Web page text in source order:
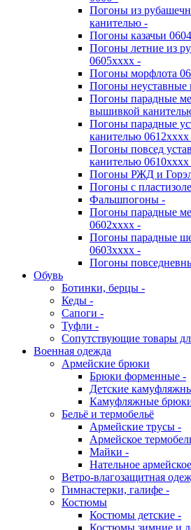
Погоны из
канителью -
Погоны казачьи
Погоны летние из
0605хххх -
Погоны морфлота
Погоны
Погоны парадные
вышивкой
Погоны парадные
канителью 0612хххх
Погоны повсед
канителью 0610хххх
Погоны РЖД и
Погоны с
Фальшпогоны -
Погоны парадные
0602хххх -
Погоны парадные
0603хххх -
Погоны
Обувь
Ботинки, берцы -
Кеды -
Сапоги -
Туфли -
Сопутствующие товары
Военная одежда
Армейские брюки
Брюки форменные -
Детские
Камуфляжные
Бельё и термобельё
Армейские трусы -
Армейское
Майки -
Нательное
Ветро-влагозащитная
Гимнастерки, галифе -
Костюмы
Костюмы детские -
Костюмы зимние и